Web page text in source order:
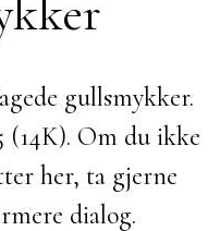
gullsmykker.
Om du ikke
her, ta gjerne
dialog.